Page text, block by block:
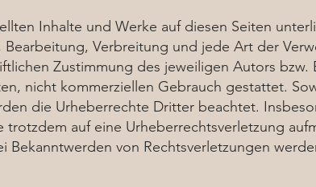
Inhalte und Werke auf diesen Seiten
Verbreitung und jede Art der
Zustimmung des jeweiligen Autors
nicht kommerziellen Gebrauch gestattet.
die Urheberrechte Dritter beachtet.
trotzdem auf eine Urheberrechtsverletzung
Bekanntwerden von Rechtsverletzungen